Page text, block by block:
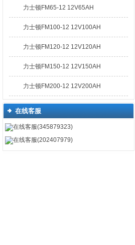
力士顿FM65-12 12V65AH
力士顿FM100-12 12V100AH
力士顿FM120-12 12V120AH
力士顿FM150-12 12V150AH
力士顿FM200-12 12V200AH
在线客服
在线客服(345879323)
在线客服(202407979)